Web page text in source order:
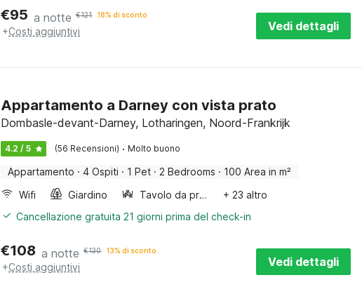
€95 a notte €121 18% di sconto
+Costi aggiuntivi Vedi dettagli
Appartamento a Darney con vista prato
Dombasle-devant-Darney, Lotharingen, Noord-Frankrijk
4.2 / 5 (56 Recensioni) · Molto buono
Appartamento · 4 Ospiti · 1 Pet · 2 Bedrooms · 100 Area in m²
Wifi
Giardino Tavolo da pranzo
+ 23 altro
Cancellazione gratuita 21 giorni prima del check-in
€108 a notte €130 13% di sconto
+Costi aggiuntivi Vedi dettagli